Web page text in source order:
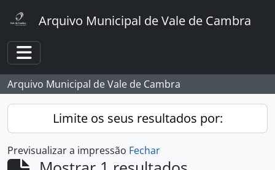
Arquivo Municipal de Vale de Cambra
Toggle navigation
Arquivo Municipal de Vale de Cambra
Limite os seus resultados por:
Previsualizar a impressão Fechar